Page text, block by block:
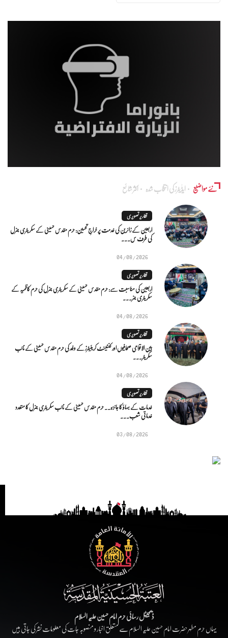
نئے مواضیع ایڈٰیٹرز کی انتخاب شدہ اکثر شائع
تقاریر تصویری
اربعین کے زائرین کی خدمت پر خراجِ تحسین: حرم مقدس حسینی کے سکریٹری جنرل
کی طرف س...
04/08/2026
تقاریر تصویری
اربعین کی مناسبت سے: حرم مقدس حسینی کے سکریٹری جنرل کی حرم کاظمیہ کے
سکریٹری جنر...
04/08/2026
تقاریر تصویری
بین الاقوامی صحافیوں اور کنٹینٹ کریئیٹرز کے وفد کی حرم مقدس حسینی کے نائب
سکریٹر...
04/08/2026
تقاریر تصویری
خدمات کے بہاؤ کا جائزہ.. حرم مقدس حسینی کے نائب سکریٹری جنرل کا متعدد
خدماتی شعب...
03/08/2026
ڈیجیٹل رسائی حرم امام حسین علیہ السلام
یہاں حرم مطہر حضرت امام حسین علیہ السلام سے متعلق اخبار و منصوبہ جات کی معلومات نشر کی جاتی ہیں